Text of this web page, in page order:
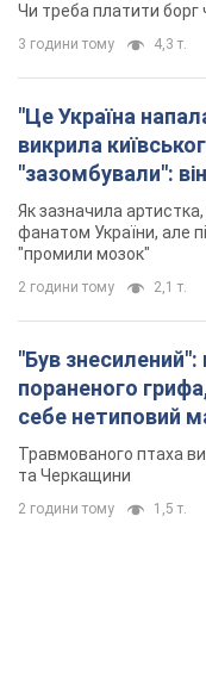
Чи треба платити борг
3 години тому 4,3 т.
"Це Україна
викрила
"зазомбували":
не знав, а тепер
українців
Як зазначила
фанатом України, але
"промили мозок"
2 години тому 2,1 т.
"Був знесилений":
пораненого
себе нетиповий
Травмованого птаха
та Черкащини
2 години тому 1,5 т.